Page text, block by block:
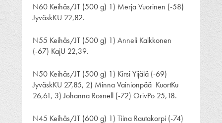
N60 Keihäs/JT (500 g) 1) Merja Vuorinen (-58)
JyväskKU 22,82.
N55 Keihäs/JT (500 g) 1) Anneli Kaikkonen
(-67) KajU 22,39.
N50 Keihäs/JT (500 g) 1) Kirsi Yijälä (-69)
JyväskKU 27,85, 2) Minna Vainionpää KuortKu
26,61, 3) Johanna Rosnell (-72) OrivPo 25,18.
N45 Keihäs/JT (600 g) 1) Tiina Rautakorpi (-74)